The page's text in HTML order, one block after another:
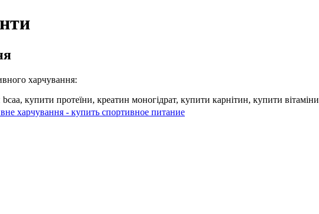
харчування:
купити протеїни, креатин моногідрат, купити карнітин, купити вітаміни